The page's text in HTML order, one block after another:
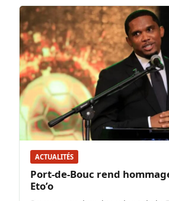
ACTUALITÉS
Port-de-Bouc rend
Eto’o